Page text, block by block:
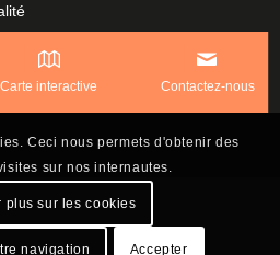
Carte interactive Contactez-nous
Ceci nous permets d'obtenir des
sur nos internautes.
plus sur les cookies
navigation Accepter